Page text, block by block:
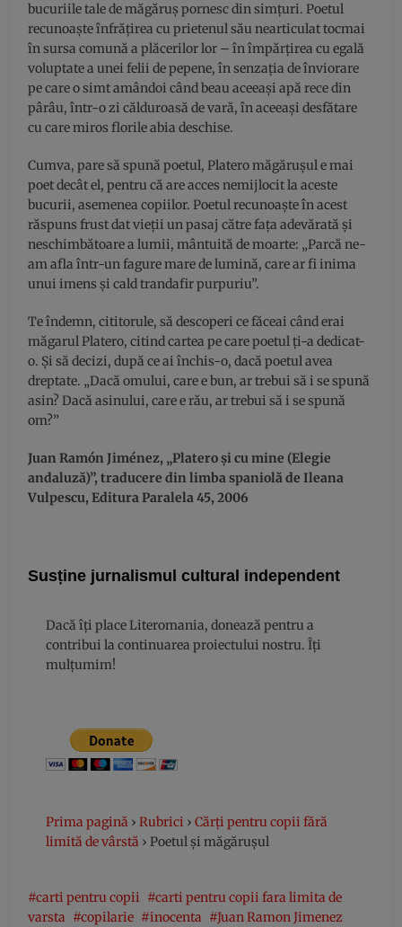
bucuriile tale de măgăruș pornesc din simțuri. Poetul
recunoaște înfrățirea cu prietenul său nearticulat tocmai
în sursa comună a plăcerilor lor – în împărțirea cu egală
voluptate a unei felii de pepene, în senzația de înviorare
pe care o simt amândoi când beau aceeași apă rece din
pârâu, într-o zi călduroasă de vară, în aceeași desfătare
cu care miros florile abia deschise.
Cumva, pare să spună poetul, Platero măgărușul e mai
poet decât el, pentru că are acces nemijlocit la aceste
bucurii, asemenea copiilor. Poetul recunoaște în acest
răspuns frust dat vieții un pasaj către fața adevărată și
neschimbătoare a lumii, mântuită de moarte: „Parcă ne-
am afla într-un fagure mare de lumină, care ar fi inima
unui imens și cald trandafir purpuriu”.
Te îndemn, cititorule, să descoperi ce făceai când erai
măgarul Platero, citind cartea pe care poetul ți-a dedicat-
o. Și să decizi, după ce ai închis-o, dacă poetul avea
dreptate. „Dacă omului, care e bun, ar trebui să i se spună
asin? Dacă asinului, care e rău, ar trebui să i se spună
om?”
Juan Ramón Jiménez, „Platero și cu mine (Elegie
andaluză)”, traducere din limba spaniolă de Ileana
Vulpescu, Editura Paralela 45, 2006
Susține jurnalismul cultural independent
Dacă îți place Literomania, donează pentru a
contribui la continuarea proiectului nostru. Îți
mulțumim!
Prima pagină › Rubrici › Cărți pentru copii fără
limită de vârstă › Poetul și măgărușul
carti pentru copii
carti pentru copii fara limita de
varsta
copilarie inocenta Juan Ramon Jimenez